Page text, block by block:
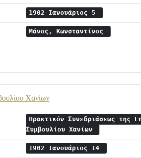
1902 Ιανουάριος 5
Μάνος, Κωνσταντίνος
Χανίων
Πρακτικόν Συνεδριάσεως της
Συμβουλίου Χανίων
1902 Ιανουάριος 14